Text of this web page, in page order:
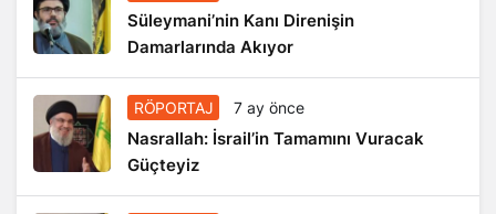
Süleymani’nin Kanı Direnişin
Damarlarında Akıyor
RÖPORTAJ 7 ay önce
Nasrallah: İsrail’in Tamamını Vuracak
Güçteyiz